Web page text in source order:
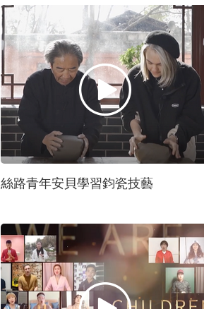
絲路青年安貝學習鈞瓷技藝